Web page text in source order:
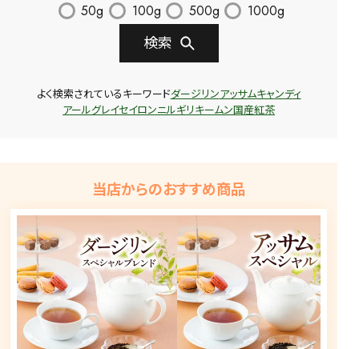
50g 100g 500g 1000g
検索
よく検索されているキーワードダージリンアッサムキャンディ
アールグレイセイロンニルギリキームン国産紅茶
当店からのおすすめ商品